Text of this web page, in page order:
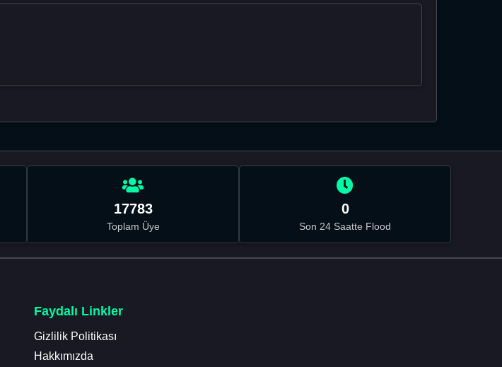
17783
Toplam Üye
0
Son 24 Saatte Flood
Faydalı Linkler
Gizlilik Politikası
Hakkımızda